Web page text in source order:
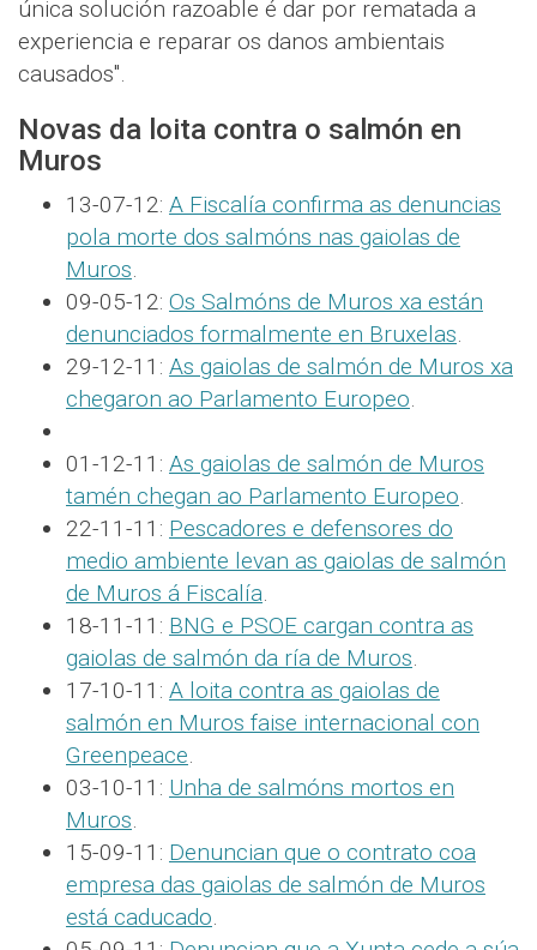
única solución razoable é dar por rematada a
experiencia e reparar os danos ambientais
causados".
Novas da loita contra o salmón en
Muros
13-07-12: A Fiscalía confirma as denuncias
pola morte dos salmóns nas gaiolas de
Muros.
09-05-12: Os Salmóns de Muros xa están
denunciados formalmente en Bruxelas.
29-12-11: As gaiolas de salmón de Muros xa
chegaron ao Parlamento Europeo.
01-12-11: As gaiolas de salmón de Muros
tamén chegan ao Parlamento Europeo.
22-11-11: Pescadores e defensores do
medio ambiente levan as gaiolas de salmón
de Muros á Fiscalía.
18-11-11: BNG e PSOE cargan contra as
gaiolas de salmón da ría de Muros.
17-10-11: A loita contra as gaiolas de
salmón en Muros faise internacional con
Greenpeace.
03-10-11: Unha de salmóns mortos en
Muros.
15-09-11: Denuncian que o contrato coa
empresa das gaiolas de salmón de Muros
está caducado.